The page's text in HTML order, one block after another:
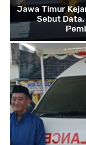
Jawa Timur
Sebut Data,